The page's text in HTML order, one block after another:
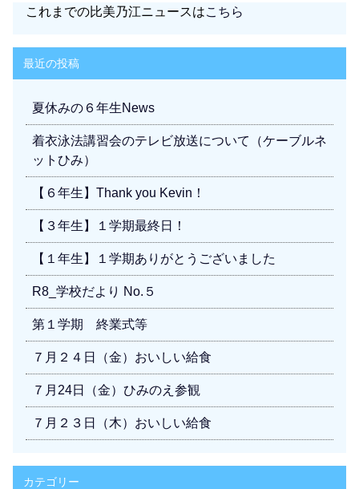
これまでの比美乃江ニュースはこちら
最近の投稿
夏休みの６年生News
着衣泳法講習会のテレビ放送について（ケーブルネ
ットひみ）
【６年生】Thank you Kevin！
【３年生】１学期最終日！
【１年生】１学期ありがとうございました
R8_学校だより No.５
第１学期 終業式等
７月２４日（金）おいしい給食
７月24日（金）ひみのえ参観
７月２３日（木）おいしい給食
カテゴリー